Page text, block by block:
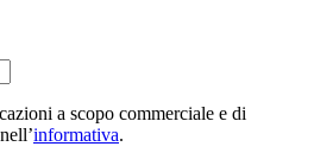
a scopo commerciale e di
informativa.